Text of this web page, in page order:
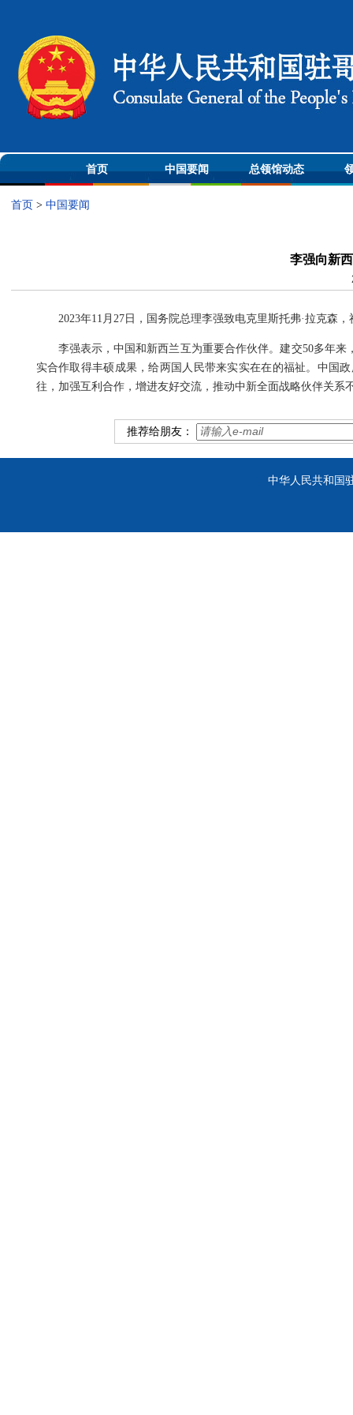
首页 中国要闻 总领馆动态
首页 > 中国要闻
李强向新
2023年11月27日，国务院总理李强致电克里斯托弗·拉克森
李强表示，中国和新西兰互为重要合作伙伴。建交50多年
实合作取得丰硕成果，给两国人民带来实实在在的福祉。中国
往，加强互利合作，增进友好交流，推动中新全面战略伙伴关系
推荐给朋友：
中华人民共和国